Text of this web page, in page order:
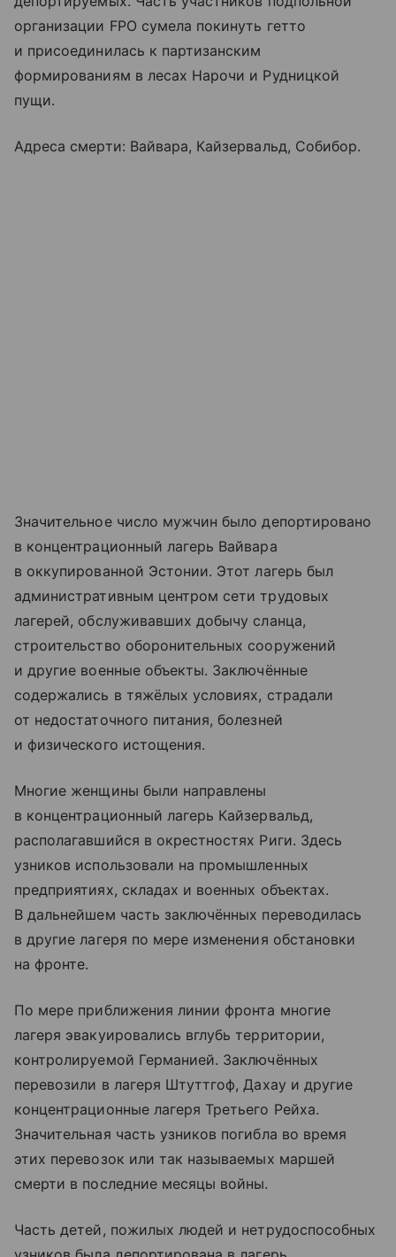
организации FPO сумела покинуть гетто
и присоединилась к партизанским
формированиям в лесах Нарочи и Рудницкой
пущи.
Адреса смерти: Вайвара, Кайзервальд, Собибор.
Значительное число мужчин было депортировано
в концентрационный лагерь Вайвара
в оккупированной Эстонии. Этот лагерь был
административным центром сети трудовых
лагерей, обслуживавших добычу сланца,
строительство оборонительных сооружений
и другие военные объекты. Заключённые
содержались в тяжёлых условиях, страдали
от недостаточного питания, болезней
и физического истощения.
Многие женщины были направлены
в концентрационный лагерь Кайзервальд,
располагавшийся в окрестностях Риги. Здесь
узников использовали на промышленных
предприятиях, складах и военных объектах.
В дальнейшем часть заключённых переводилась
в другие лагеря по мере изменения обстановки
на фронте.
По мере приближения линии фронта многие
лагеря эвакуировались вглубь территории,
контролируемой Германией. Заключённых
перевозили в лагеря Штуттгоф, Дахау и другие
концентрационные лагеря Третьего Рейха.
Значительная часть узников погибла во время
этих перевозок или так называемых маршей
смерти в последние месяцы войны.
Часть детей, пожилых людей и нетрудоспособных